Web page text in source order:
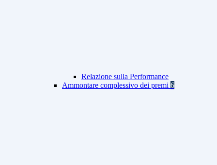
Relazione sulla Performance
Ammontare complessivo dei premi 6